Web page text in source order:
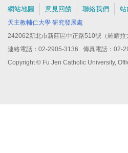
網站地圖 意見回饋 聯絡我們 站
天主教輔仁大學 研究發展處
242062新北市新莊區中正路510號（羅耀拉
連絡電話：02-2905-3136 傳真電話：02-
Copyright © Fu Jen Catholic University,